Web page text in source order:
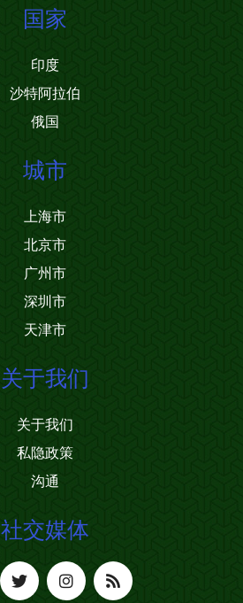
国家
印度
沙特阿拉伯
俄国
城市
上海市
北京市
广州市
深圳市
天津市
关于我们
关于我们
私隐政策
沟通
社交媒体